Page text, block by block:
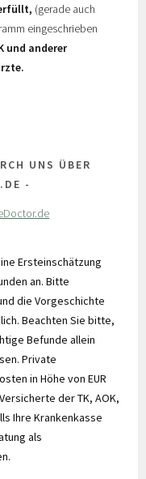
(gerade auch
eingeschrieben
und anderer
UNS ÜBER
Ersteinschätzung
an. Bitte
die Vorgeschichte
Beachten Sie bitte,
Befunde allein
Private
in Höhe von EUR
der TK, AOK,
Ihre Krankenkasse
als